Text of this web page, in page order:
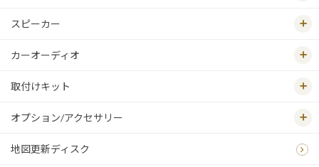
スピーカー
カーオーディオ
取付けキット
オプション/アクセサリー
地図更新ディスク